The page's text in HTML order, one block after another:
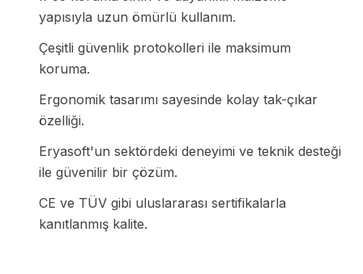
yapısıyla uzun ömürlü kullanım.
Çeşitli güvenlik protokolleri ile maksimum
koruma.
Ergonomik tasarımı sayesinde kolay tak-çıkar
özelliği.
Eryasoft'un sektördeki deneyimi ve teknik desteği
ile güvenilir bir çözüm.
CE ve TÜV gibi uluslararası sertifikalarla
kanıtlanmış kalite.